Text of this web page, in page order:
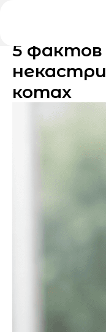
5 фактов
котах